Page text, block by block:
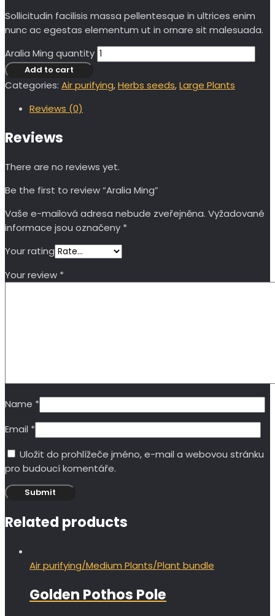
Sollicitudin facilisis massa pellentesque in ultrices enim
nunc ac egestas elementum ut in ornare sit malesuada.
Aralia Ming quantity
Add to cart
Categories: Air purifying,Herbs seeds,Large Plants
Reviews (0)
Reviews
There are no reviews yet.
Be the first to review “Aralia Ming”
Vaše e-mailová adresa nebude zveřejněna. Vyžadované
informace jsou označeny *
Your rating
Your review *
Name *
Email *
Uložit do prohlížeče jméno, e-mail a webovou stránku
pro budoucí komentáře.
Related products
Air purifying/Medium Plants/Plant bundle
Golden Pothos Pole